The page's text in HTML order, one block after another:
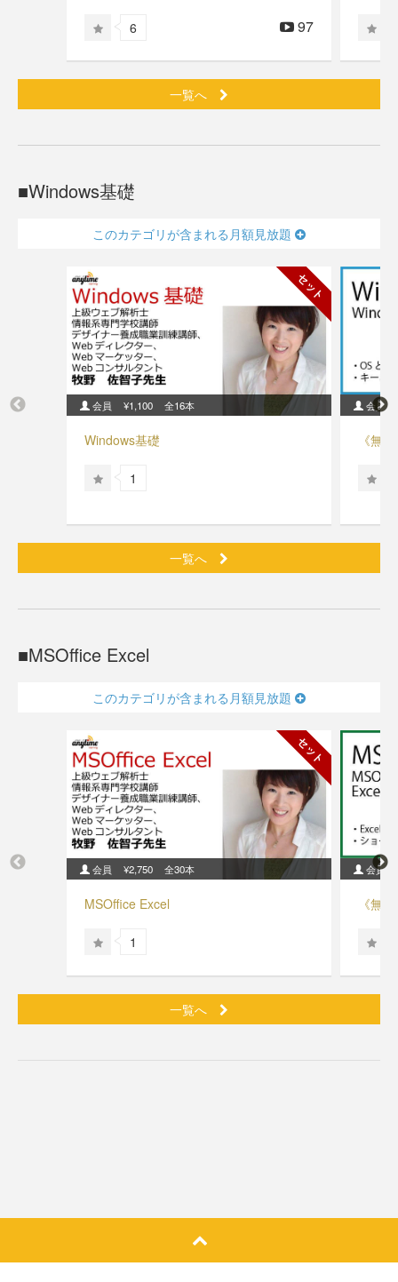
6 97
一覧へ
Windows基礎
このカテゴリが含まれる月額見放題
セット
会員 ¥1,100 全16本
Windows基礎
1
会員
《無
一覧へ
MSOffice Excel
このカテゴリが含まれる月額見放題
セット
会員 ¥2,750 全30本
MSOffice Excel
1
会員
《無
一覧へ